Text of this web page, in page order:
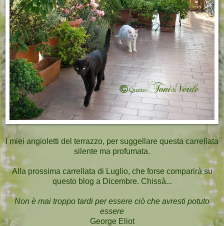
I miei angioletti del terrazzo, per suggellare questa carrellata
silente ma profumata.
Alla prossima carrellata di Luglio, che forse comparirà su
questo blog a Dicembre. Chissà...
Non è mai troppo tardi per essere ciò che avresti potuto
essere
George Eliot